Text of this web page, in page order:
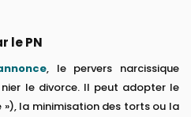
le PN
, le pervers narcissique
le divorce. Il peut adopter le
»), la minimisation des torts ou la